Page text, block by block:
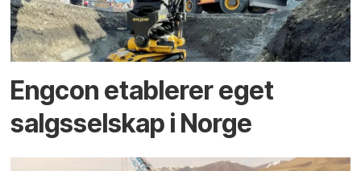
Engcon etablerer eget
salgsselskap i Norge